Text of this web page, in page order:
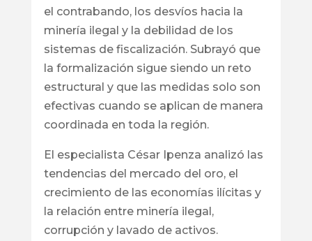
el contrabando, los desvíos hacia la
minería ilegal y la debilidad de los
sistemas de fiscalización. Subrayó que
la formalización sigue siendo un reto
estructural y que las medidas solo son
efectivas cuando se aplican de manera
coordinada en toda la región.
El especialista César Ipenza analizó las
tendencias del mercado del oro, el
crecimiento de las economías ilícitas y
la relación entre minería ilegal,
corrupción y lavado de activos.